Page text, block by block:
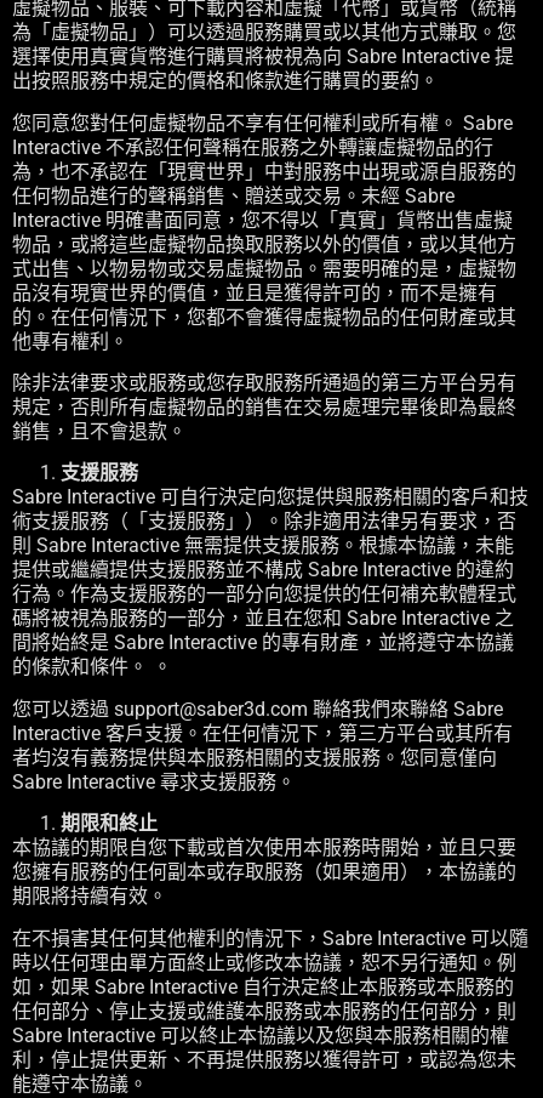
虛擬物品、服裝、可下載內容和虛擬「代幣」或貨幣（統稱
為「虛擬物品」）可以透過服務購買或以其他方式賺取。您
選擇使用真實貨幣進行購買將被視為向 Sabre Interactive 提
出按照服務中規定的價格和條款進行購買的要約。
您同意您對任何虛擬物品不享有任何權利或所有權。 Sabre
Interactive 不承認任何聲稱在服務之外轉讓虛擬物品的行
為，也不承認在「現實世界」中對服務中出現或源自服務的
任何物品進行的聲稱銷售、贈送或交易。未經 Sabre
Interactive 明確書面同意，您不得以「真實」貨幣出售虛擬
物品，或將這些虛擬物品換取服務以外的價值，或以其他方
式出售、以物易物或交易虛擬物品。需要明確的是，虛擬物
品沒有現實世界的價值，並且是獲得許可的，而不是擁有
的。在任何情況下，您都不會獲得虛擬物品的任何財產或其
他專有權利。
除非法律要求或服務或您存取服務所通過的第三方平台另有
規定，否則所有虛擬物品的銷售在交易處理完畢後即為最終
銷售，且不會退款。
支援服務
Sabre Interactive 可自行決定向您提供與服務相關的客戶和技
術支援服務（「支援服務」）。除非適用法律另有要求，否
則 Sabre Interactive 無需提供支援服務。根據本協議，未能
提供或繼續提供支援服務並不構成 Sabre Interactive 的違約
行為。作為支援服務的一部分向您提供的任何補充軟體程式
碼將被視為服務的一部分，並且在您和 Sabre Interactive 之
間將始終是 Sabre Interactive 的專有財產，並將遵守本協議
的條款和條件。 。
您可以透過 support@saber3d.com 聯絡我們來聯絡 Sabre
Interactive 客戶支援。在任何情況下，第三方平台或其所有
者均沒有義務提供與本服務相關的支援服務。您同意僅向
Sabre Interactive 尋求支援服務。
期限和終止
本協議的期限自您下載或首次使用本服務時開始，並且只要
您擁有服務的任何副本或存取服務（如果適用），本協議的
期限將持續有效。
在不損害其任何其他權利的情況下，Sabre Interactive 可以隨
時以任何理由單方面終止或修改本協議，恕不另行通知。例
如，如果 Sabre Interactive 自行決定終止本服務或本服務的
任何部分、停止支援或維護本服務或本服務的任何部分，則
Sabre Interactive 可以終止本協議以及您與本服務相關的權
利，停止提供更新、不再提供服務以獲得許可，或認為您未
能遵守本協議。